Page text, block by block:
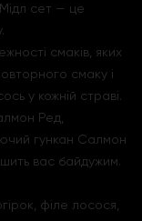
сет — це
смаків, яких
смаку і
у кожній страві.
Ред,
гункан Салмон
вас байдужим.
філе лосося,